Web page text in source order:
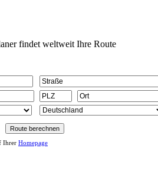
findet weltweit Ihre Route
Ihrer Homepage